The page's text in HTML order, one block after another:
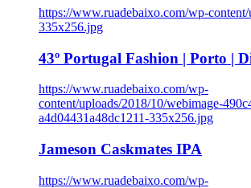
https://www.ruadebaixo.com/wp-
335x256.jpg
43º Portugal Fashion | Porto |
https://www.ruadebaixo.com/wp-
content/uploads/2018/10/webimage-
a4d04431a48dc1211-335x256.jpg
Jameson Caskmates IPA
https://www.ruadebaixo.com/wp-